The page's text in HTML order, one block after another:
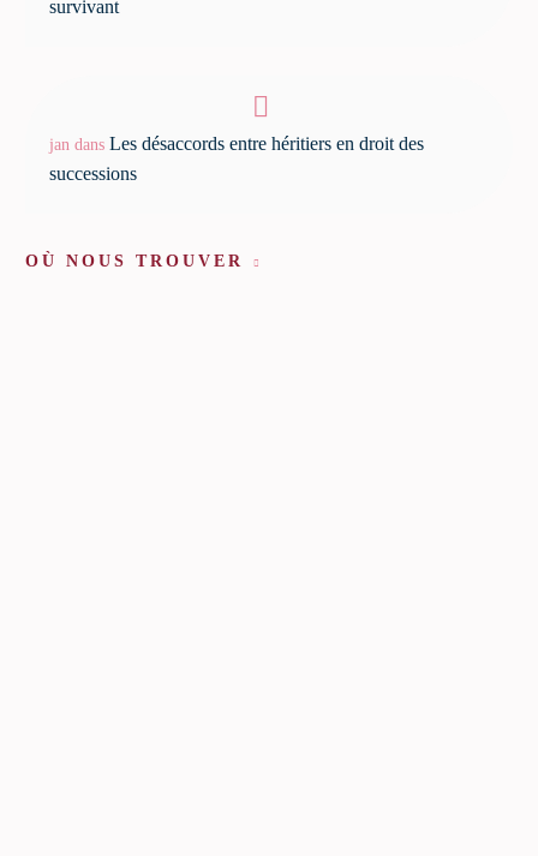
survivant
jan dans Les désaccords entre héritiers en droit des
successions
OÙ NOUS TROUVER